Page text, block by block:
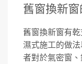
舊窗換新
舊窗換新窗有
濕式施工的做
者對於氣密窗